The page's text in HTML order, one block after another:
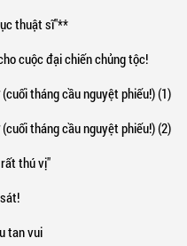
thuật sĩ"**
cuộc đại chiến chủng tộc!
tháng cầu nguyệt phiếu!) (1)
tháng cầu nguyệt phiếu!) (2)
thú vị"
tan vui